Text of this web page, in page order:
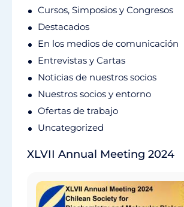
Cursos, Simposios y Congresos
Destacados
En los medios de comunicación
Entrevistas y Cartas
Noticias de nuestros socios
Nuestros socios y entorno
Ofertas de trabajo
Uncategorized
XLVII Annual Meeting 2024